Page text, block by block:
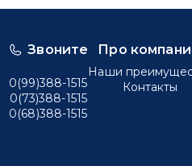
Звоните
0(99)388-1515
0(73)388-1515
0(68)388-1515
Про
Наши
Контакты